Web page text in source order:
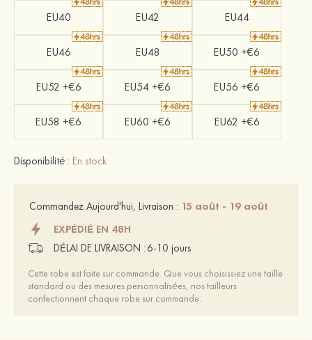
EU40 EU42 EU44
EU46 EU48 EU50 +€6
EU52 +€6 EU54 +€6 EU56 +€6
EU58 +€6 EU60 +€6 EU62 +€6
Disponibilité : En stock
Commandez Aujourd'hui, Livraison : 15 août - 19 août
EXPÉDIÉ EN 48H
DÉLAI DE LIVRAISON : 6-10 jours
Cette robe est faite sur commande. Que vous choisissiez une taille
standard ou des mesures personnalisées, nos tailleurs
confectionnent chaque robe sur commande.